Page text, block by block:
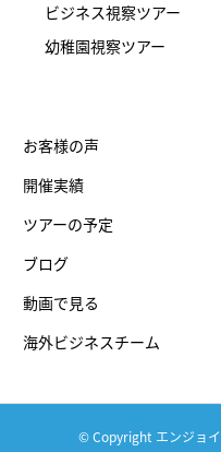
ビジネス視察ツアー
幼稚園視察ツアー
お客様の声
開催実績
ツアーの予定
ブログ
動画で見る
海外ビジネスチーム
© Copyright エンジョ